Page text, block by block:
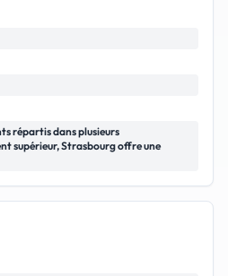
répartis dans plusieurs
supérieur, Strasbourg offre une